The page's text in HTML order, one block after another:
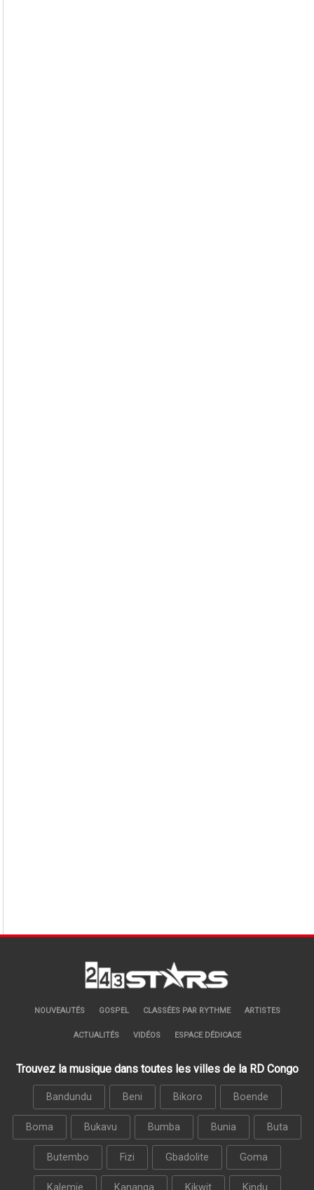
NOUVEAUTÉS GOSPEL CLASSÉES PAR RYTHME ARTISTES
ACTUALITÉS VIDÉOS ESPACE DÉDICACE
Trouvez la musique dans toutes les villes de la RD Congo
Bandundu Beni Bikoro Boende
Boma Bukavu Bumba Bunia Buta
Butembo Fizi Gbadolite Goma